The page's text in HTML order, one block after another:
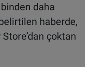
binden daha
haberde,
çoktan